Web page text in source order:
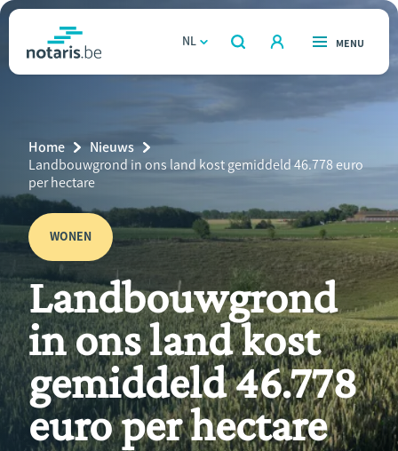
Overslaan
naar
gaan
notaris.behomepage
NL
OPEN
ZOEKEN
OPEN
MENU
Relatie & samenleven
Erven & schenken
Ondernemen
Over de notaris
Rekenmodules
Breadcrumb
Home
Nieuws
Current
Page:
Landbouwgrond in ons land kost gemiddeld 46.778 euro
per hectare
WONEN
Landbouwgrond
in ons land kost
gemiddeld 46.778
euro per hectare